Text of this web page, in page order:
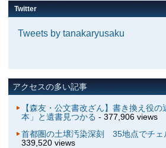
Twitter
Tweets by tanakaryusaku
アクセスの多い記事
【森友・公文書改ざん】書き換え役
本」と遺書見つかる - 377,906 views
首都圏の土壌汚染深刻 35地点でチェ
339,520 views